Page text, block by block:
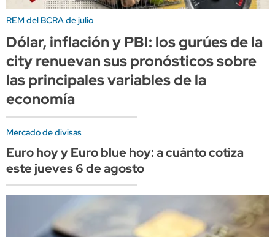
REM del BCRA de julio
Dólar, inflación y PBI: los gurúes de la
city renuevan sus pronósticos sobre
las principales variables de la
economía
Mercado de divisas
Euro hoy y Euro blue hoy: a cuánto cotiza
este jueves 6 de agosto